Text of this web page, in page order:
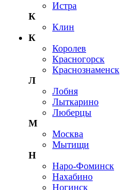
Истра
К
Клин
К
Королев
Красногорск
Краснознаменск
Л
Лобня
Лыткарино
Люберцы
М
Москва
Мытищи
Н
Наро-Фоминск
Нахабино
Ногинск